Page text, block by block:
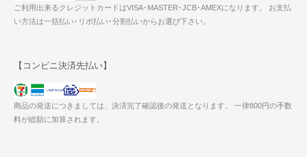
ご利用出来るクレジットカードはVISA･MASTER･JCB･AMEXになります。 お支払
い方法は一括払い･リボ払い･分割払いからお選び下さい。
【コンビニ決済先払い】
商品の発送につきましては、決済完了確認後の発送となります。 一律800円の手数
料が総額に加算されます。